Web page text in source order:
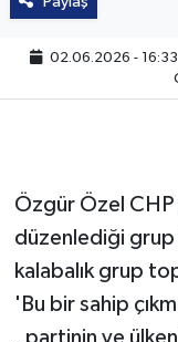
Paylaş
02.06.2026 - 16:33
Özgür Özel CHP
düzenlediği grup
kalabalık grup
'Bu bir sahip